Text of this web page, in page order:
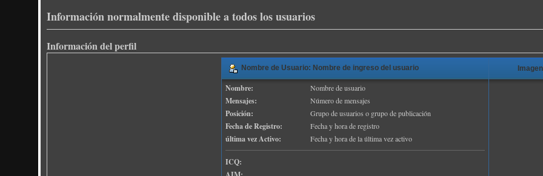
Información normalmente disponible a todos los usuarios
Información del perfil
Nombre de Usuario: Nombre de ingreso del usuario
Nombre: Nombre de usuario
Mensajes: Número de mensajes
Posición: Grupo de usuarios o grupo de publicación
Fecha de Registro: Fecha y hora de registro
última vez Activo: Fecha y hora de la última vez activo
ICQ: